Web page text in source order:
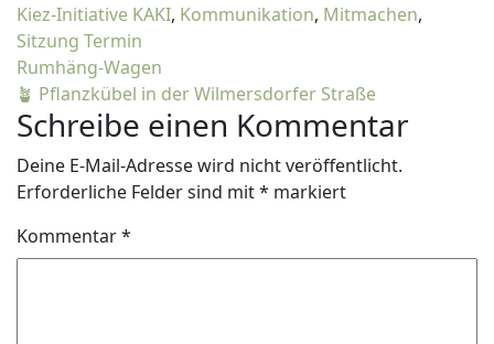
Kiez-Initiative KAKI, Kommunikation, Mitmachen,
Sitzung Termin
Beitragsnavigation
Rumhäng-Wagen
🪴 Pflanzkübel in der Wilmersdorfer Straße
Schreibe einen Kommentar
Deine E-Mail-Adresse wird nicht veröffentlicht.
Erforderliche Felder sind mit* markiert
Kommentar*